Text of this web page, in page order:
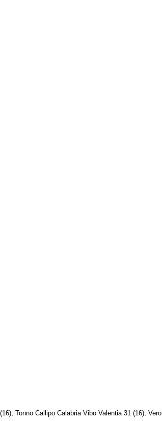
Tonno Callipo Calabria Vibo Valentia 31 (16), Vero